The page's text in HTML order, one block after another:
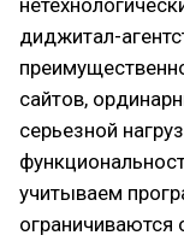
диджитал-
сайтов,
серьезной
учитываем